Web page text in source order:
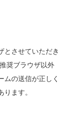
とさせていただき
奨ブラウザ以外
ムの送信が正しく
ます。